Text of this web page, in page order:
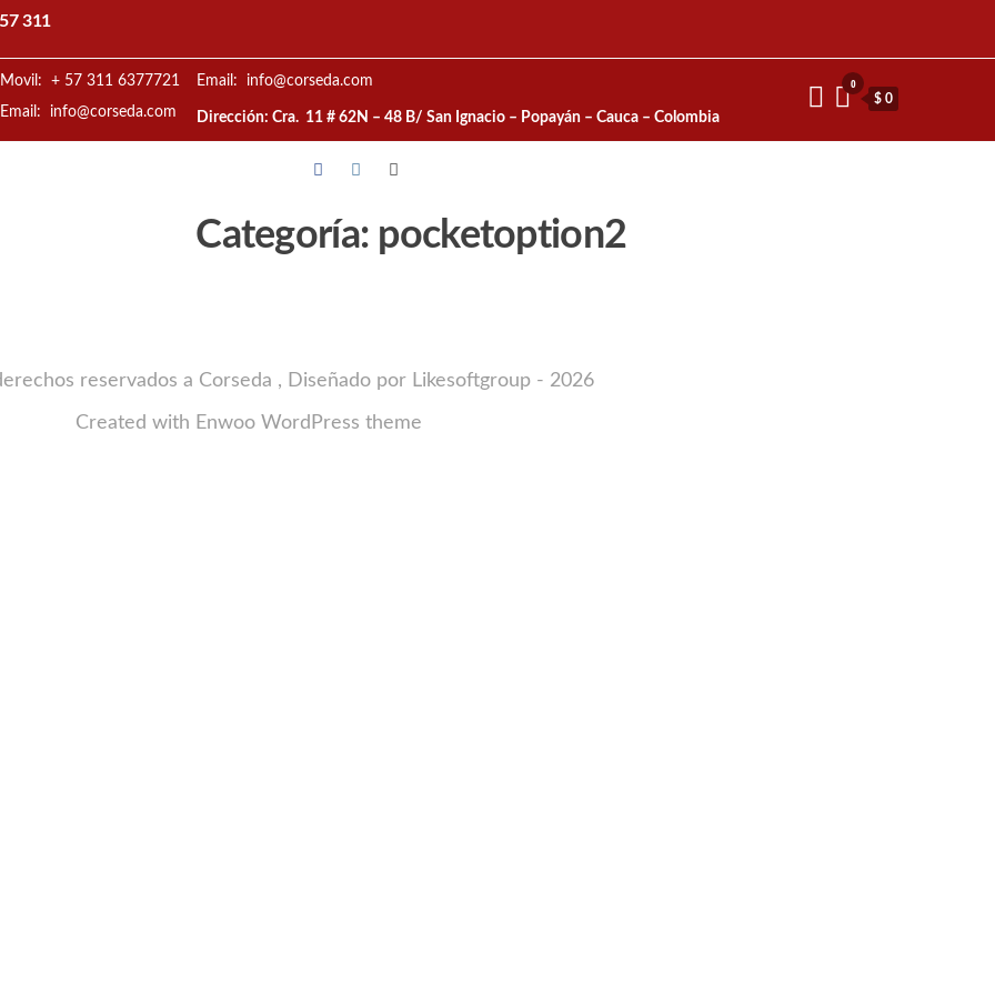
311
Movil: + 57 311 6377721
Email: info@corseda.com
Email: info@corseda.com
Dirección: Cra. 11 # 62N – 48 B/ San Ignacio – Popayán – Cauca – Colombia
0
$ 0
Categoría: pocketoption2
reservados a Corseda , Diseñado por Likesoftgroup - 2026
Created with Enwoo WordPress theme